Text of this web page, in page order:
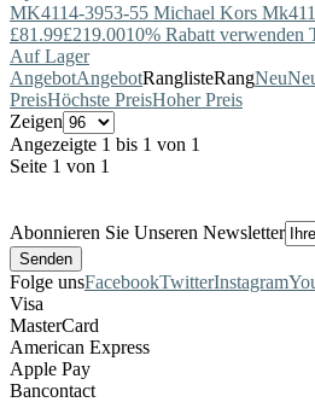
MK4114-3953-55 Michael Kors
£81.99£219.0010% Rabatt verwenden
Auf Lager
AngebotAngebotRanglisteRangNeu
PreisHöchste PreisHoher Preis
Zeigen
Angezeigte 1 bis 1 von 1
Seite 1 von 1
Abonnieren Sie Unseren Newsletter
Folge unsFacebookTwitterInstagram
Visa
MasterCard
American Express
Apple Pay
Bancontact